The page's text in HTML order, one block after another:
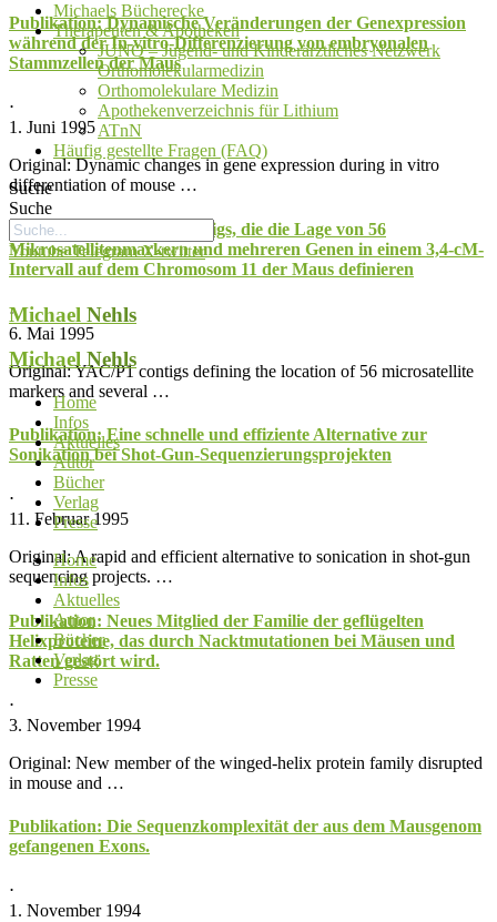
Michaels Bücherecke
Therapeuten & Apotheken
JUNO – Jugend- und Kinderärztliches Netzwerk
Orthomolekularmedizin
Orthomolekulare Medizin
Apothekenverzeichnis für Lithium
ATnN
Häufig gestellte Fragen (FAQ)
Suche
Suche
Youtube Telegram X-twitter
Michael Nehls
MichaelNehls
Home
Infos
Aktuelles
Autor
Bücher
Verlag
Presse
Home
Infos
Aktuelles
Autor
Bücher
Verlag
Presse
Publikation: Dynamische Veränderungen der Genexpression
während der In-vitro-Differenzierung von embryonalen
Stammzellen der Maus
⋅
1. Juni 1995
Original: Dynamic changes in gene expression during in vitro
differentiation of mouse …
Publikation: YAC/P1-Contigs, die die Lage von 56
Mikrosatellitenmarkern und mehreren Genen in einem 3,4-cM-
Intervall auf dem Chromosom 11 der Maus definieren
⋅
6. Mai 1995
Original: YAC/P1 contigs defining the location of 56 microsatellite
markers and several …
Publikation: Eine schnelle und effiziente Alternative zur
Sonikation bei Shot-Gun-Sequenzierungsprojekten
⋅
11. Februar 1995
Original: A rapid and efficient alternative to sonication in shot-gun
sequencing projects. …
Publikation: Neues Mitglied der Familie der geflügelten
Helixproteine, das durch Nacktmutationen bei Mäusen und
Ratten gestört wird.
⋅
3. November 1994
Original: New member of the winged-helix protein family disrupted
in mouse and …
Publikation: Die Sequenzkomplexität der aus dem Mausgenom
gefangenen Exons.
⋅
1. November 1994